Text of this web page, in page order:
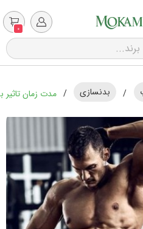
0
/ بدنسازی / مدت زمان تاثیر